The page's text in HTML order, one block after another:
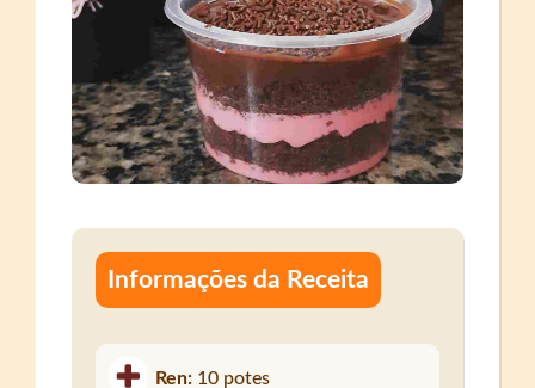
Informações da Receita
Ren: 10 potes